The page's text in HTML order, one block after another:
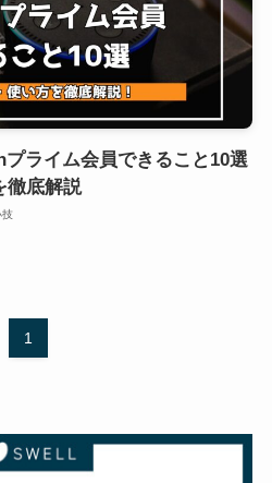
プライム会員できること10選
徹底解説
技
1